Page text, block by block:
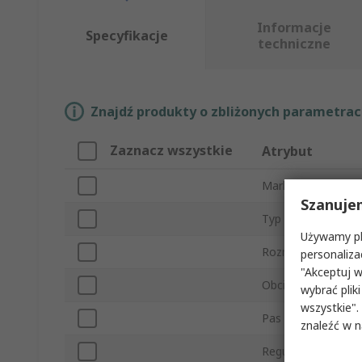
Specyfikacje
Informacje
techniczne
Znajdź produkty o zbliżonych
Zaznacz wszystkie Atrybut
Marka
Typ produktu
Rozmiar uprzęży
Obciążalność
Pas w zestawie
Regulowane paski
Używamy
"Akceptuj
wybrać
znaleźć w